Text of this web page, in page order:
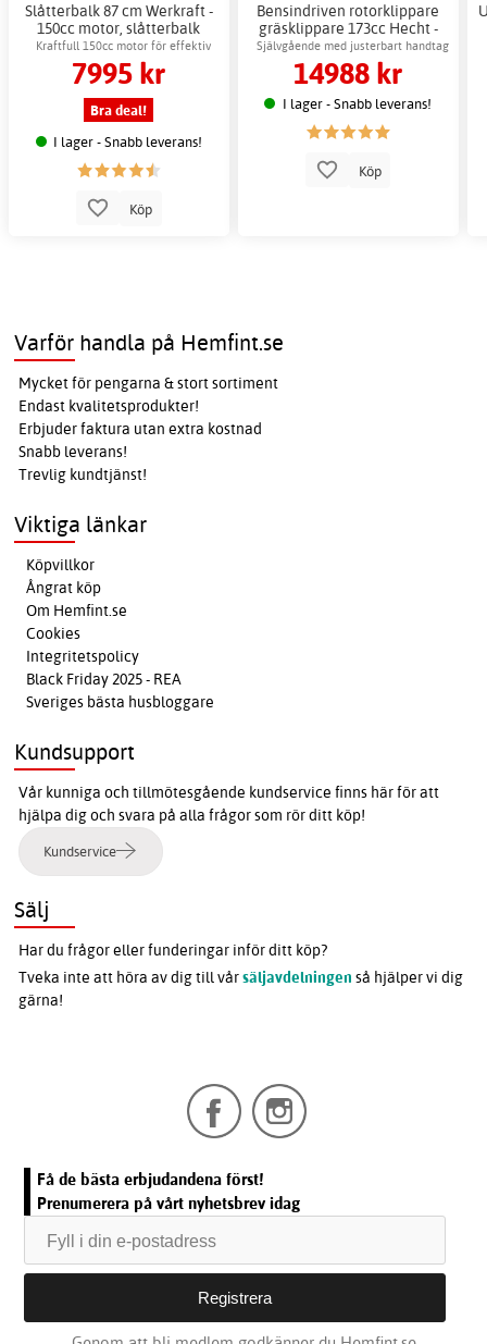
Slåtterbalk 87 cm Werkraft -
150cc motor, slåtterbalk
traktor
Kraftfull 150cc motor för effektiv
gräsklippning
7995 kr
Bra deal!
I lager - Snabb leverans!
Köp
Bensindriven rotorklippare
gräsklippare 173cc Hecht -
60cm arbetsbredd
Självgående med justerbart handtag
för enkel klippning
14988 kr
I lager - Snabb leverans!
Köp
Varför handla på Hemfint.se
Mycket för pengarna & stort sortiment
Endast kvalitetsprodukter!
Erbjuder faktura utan extra kostnad
Snabb leverans!
Trevlig kundtjänst!
Viktiga länkar
Köpvillkor
Ångrat köp
Om Hemfint.se
Cookies
Integritetspolicy
Black Friday 2025 - REA
Sveriges bästa husbloggare
Kundsupport
Vår kunniga och tillmötesgående kundservice finns här för att
hjälpa dig och svara på alla frågor som rör ditt köp!
Kundservice
Sälj
Har du frågor eller funderingar inför ditt köp?
Tveka inte att höra av dig till vårsäljavdelningen så hjälper vi dig
gärna!
Få de bästa erbjudandena först!
Prenumerera på vårt nyhetsbrev idag